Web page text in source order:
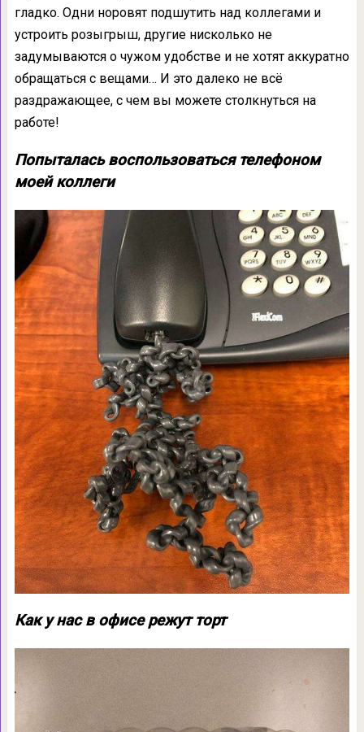
гладко. Одни норовят подшутить над коллегами и
устроить розыгрыш, другие нисколько не
задумываются о чужом удобстве и не хотят аккуратно
обращаться с вещами… И это далеко не всё
раздражающее, с чем вы можете столкнуться на
работе!
Попыталась воспользоваться телефоном
моей коллеги
Как у нас в офисе режут торт